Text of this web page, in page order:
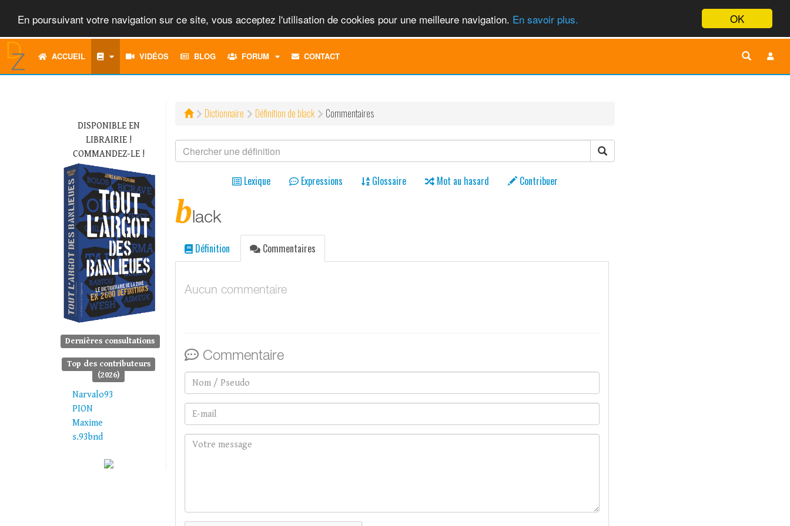
OK
En poursuivant votre navigation sur ce site, vous acceptez l'utilisation de cookies pour une meilleure navigation. En savoir plus.
ACCUEIL VIDÉOS BLOG FORUM
TOGGLECONTACT
DISPONIBLE EN
LIBRAIRIE !
COMMANDEZ-LE !
Dernières consultations
Top des contributeurs
(2026)
Narvalo93
PION
Maxime
s.93bnd
Dictionnaire Définition de black Commentaires
Lexique Expressions Glossaire Mot au hasard Contribuer
black
Définition Commentaires
Aucun commentaire
Commentaire